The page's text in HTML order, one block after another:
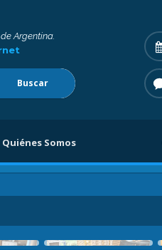
Argentina.
Buscar
Quiénes Somos